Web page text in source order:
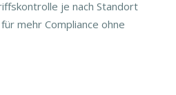
je nach Standort
mehr Compliance ohne